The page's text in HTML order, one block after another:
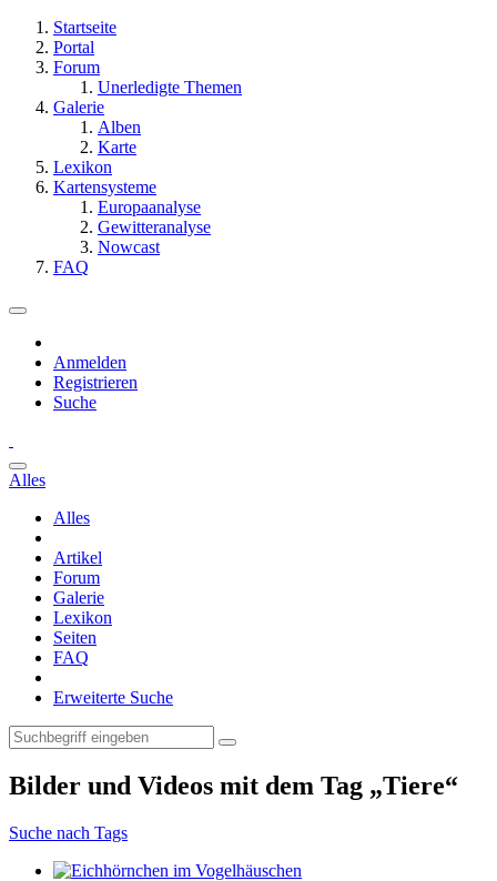
Startseite
Portal
Forum
Unerledigte Themen
Galerie
Alben
Karte
Lexikon
Kartensysteme
Europaanalyse
Gewitteranalyse
Nowcast
FAQ
Anmelden
Registrieren
Suche
Alles
Alles
Artikel
Forum
Galerie
Lexikon
Seiten
FAQ
Erweiterte Suche
Bilder und Videos mit dem Tag „Tiere“
Suche nach Tags